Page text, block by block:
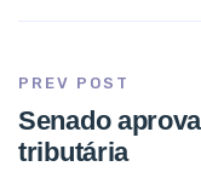
PREV POST
Senado
tributária